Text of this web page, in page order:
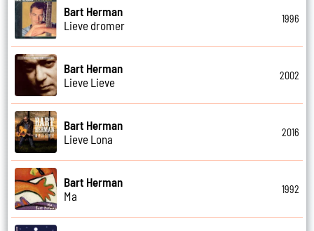
Bart Herman
Lieve dromer
1996
Bart Herman
Lieve Lieve
2002
Bart Herman
Lieve Lona
2016
Bart Herman
Ma
1992